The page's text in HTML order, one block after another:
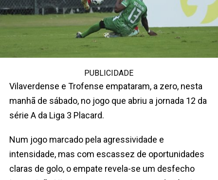
PUBLICIDADE
Vilaverdense e Trofense empataram, a zero, nesta
manhã de sábado, no jogo que abriu a jornada 12 da
série A da Liga 3 Placard.
Num jogo marcado pela agressividade e
intensidade, mas com escassez de oportunidades
claras de golo, o empate revela-se um desfecho